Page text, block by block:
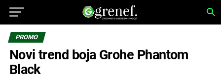
PROMO
Novi trend boja Grohe Phantom
Black